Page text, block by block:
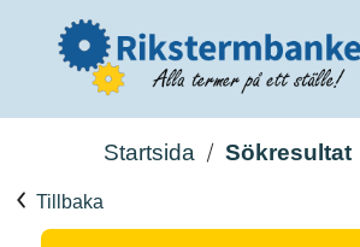
Startsida Sökresultat
Tillbaka